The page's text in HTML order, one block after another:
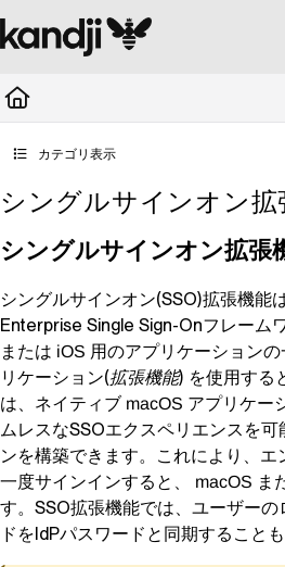
Documentation Index
Fetch the complete documentation index at:
カテゴリ表示
シングルサインオン拡
シングルサインオン拡張
シングルサインオン(SSO)拡張機能
Enterprise Single Sign-Onフレーム
または iOS 用のアプリケーション
リケーション(拡張機能) を使用する
は、ネイティブ macOS アプリケー
ムレスなSSOエクスペリエンスを
ンを構築できます。これにより、
一度サインインすると、
macOS ま
す。SSO拡張機能では、ユーザーの
ドをIdPパスワードと同期することも